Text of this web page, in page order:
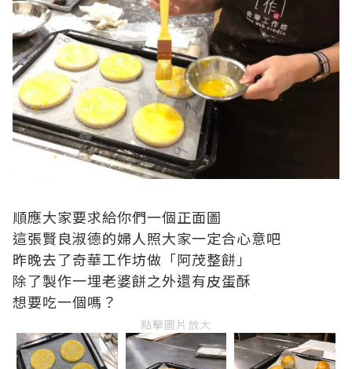
順應大家要求給你們一個正面圖
這張賢良淑德的婦人照大家一定合心意吧
昨晚去了奇華工作坊做「阿茂整餅」
除了製作一埋老婆餅之外還有皮蛋酥
想要吃一個嗎？
點擊圖片放大